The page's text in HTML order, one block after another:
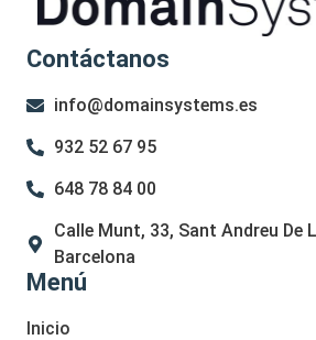
Menú
Inicio
Contáctanos
info@domainsystems.es
932 52 67 95
648 78 84 00
Calle Munt, 33, Sant Andreu De
Barcelona